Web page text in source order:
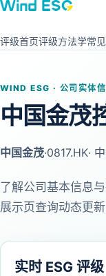
评级首页评级方法学常
WIND ESG · 公司实体
中国金茂
中国金茂·0817.HK·
了解公司基本信息
展示页查询动态更新
实时 ESG 评级